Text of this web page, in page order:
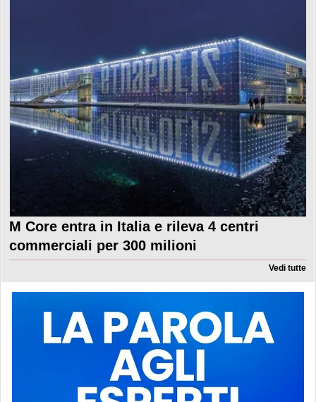
M Core entra in Italia e rileva 4 centri
commerciali per 300 milioni
Vedi tutte